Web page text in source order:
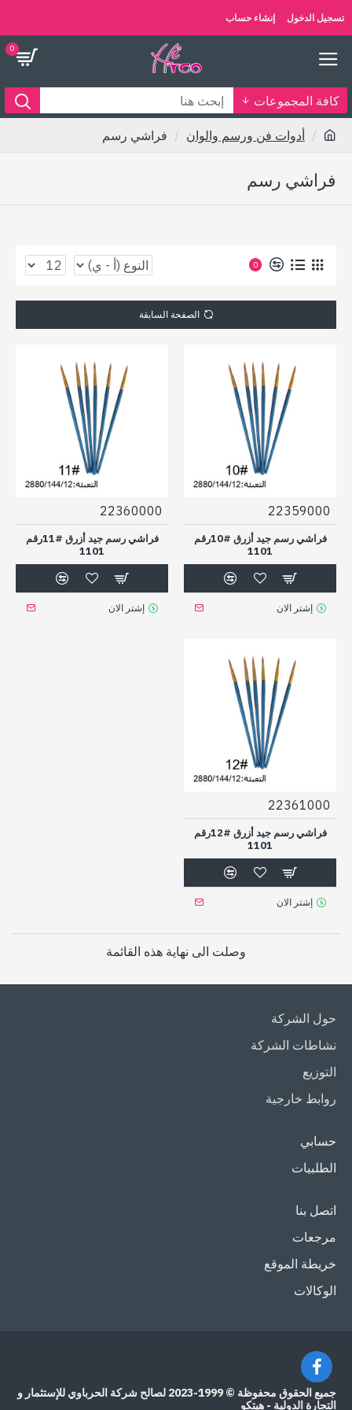
تسجيل الدخول إنشاء حساب
0
كافة المجموعات
أدوات فن ورسم والوان فراشي رسم
فراشي رسم
0
الصفحة السابقة
22359000
فراشي رسم جيد أزرق #10رقم
1101
إشتر الان
22360000
فراشي رسم جيد أزرق #11رقم
1101
إشتر الان
22361000
فراشي رسم جيد أزرق #12رقم
1101
إشتر الان
وصلت الى نهاية هذه القائمة
حول الشركة
نشاطات الشركة
التوزيع
روابط خارجية
حسابي
الطلبيات
اتصل بنا
مرجعات
خريطة الموقع
الوكالات
جميع الحقوق محفوظة © 1999-2023 لصالح شركة الحرباوي للإستثمار و
التجارة الدولية - هيتكو